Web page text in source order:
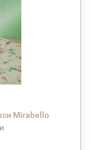
Mirabello